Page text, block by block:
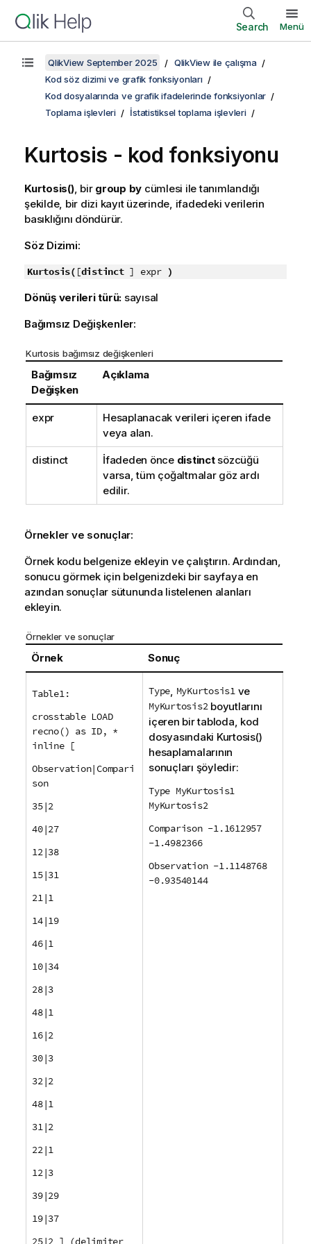
Search Menü
QlikView September 2025
QlikView ile çalışma
Kod söz dizimi ve grafik fonksiyonları
Kod dosyalarında ve grafik ifadelerinde fonksiyonlar
Toplama işlevleri
İstatistiksel toplama işlevleri
Kurtosis - kod fonksiyonu
Kurtosis(), bir group by cümlesi ile tanımlandığı
şekilde, bir dizi kayıt üzerinde, ifadedeki verilerin
basıklığını döndürür.
Söz Dizimi:
Kurtosis( [distinct] expr )
Dönüş verileri türü: sayısal
Bağımsız Değişkenler:
Kurtosis bağımsız değişkenleri
Bağımsız
Değişken
Açıklama
expr
Hesaplanacak verileri içeren ifade
veya alan.
distinct İfadeden önce distinctsözcüğü
varsa, tüm çoğaltmalar göz ardı
edilir.
Örnekler ve sonuçlar:
Örnek kodu belgenize ekleyin ve çalıştırın. Ardından,
sonucu görmek için belgenizdeki bir sayfaya en
azından sonuçlar sütununda listelenen alanları
ekleyin.
Örnekler ve sonuçlar
Örnek Sonuç
Table1:
crosstable LOAD
recno() as ID, *
inline [
Observation|Compari
son
35|2
40|27
12|38
15|31
21|1
14|19
46|1
10|34
28|3
48|1
16|2
30|3
32|2
48|1
31|2
22|1
12|3
39|29
19|37
25|2 ] (delimiter
Type, MyKurtosis1ve
MyKurtosis2boyutlarını
içeren bir tabloda, kod
dosyasındaki Kurtosis()
hesaplamalarının
sonuçları şöyledir:
Type MyKurtosis1
MyKurtosis2
Comparison -1.1612957
-1.4982366
Observation -1.1148768
-0.93540144